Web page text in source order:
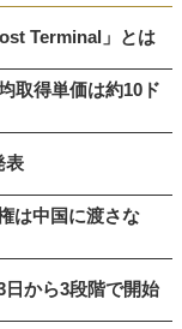
Terminal」とは
取得単価は約10ド
表
は中国に渡さな
から3段階で開始